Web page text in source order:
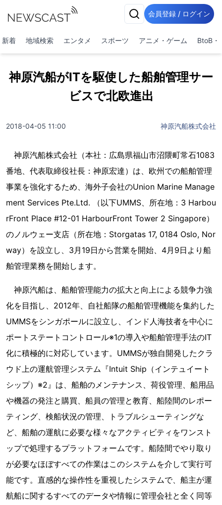
会員登録 / ログイン
新着 地域検索 エンタメ スポーツ アニメ・ゲーム BtoB・
神原汽船がITを駆使した船舶管理サー
ビスで北欧進出
2018-04-05 11:00 神原汽船株式会社
神原汽船株式会社（本社：広島県福山市沼隈町常石1083
番地、代表取締役社長：神原宏達）は、欧州での船舶管理
事業を強化するため、海外子会社のUnion Marine Manage
ment Services Pte.Ltd. （以下UMMS、所在地：3 Harbou
rFront Place #12-01 HarbourFront Tower 2 Singapore）
のノルウェー支店（所在地：Storgatas 17, 0184 Oslo, Nor
way）を設立し、3月19日から営業を開始、4月9日より船
舶管理業務を開始します。
神原汽船は、船舶管理能力の拡大と向上による競争力強
化を目指し、2012年、自社船隊の船舶管理機能を集約した
UMMSをシンガポールに設立し、インド人海技者を中心に
ポートステートコントロール※1の導入や船舶管理手法のIT
化に積極的に対応しています。UMMSが独自開発したクラ
ウド上の運航管理システム『Intuit Ship（インテュイート
シップ）※2』は、船舶のメンテナンス、荷役管理、船用品
や機器の発注と購買、船員の管理と教育、船陸間のレポー
ティング、検船状況の管理、トラブルシューティングな
ど、船舶の運航に必要な様々なアクティビティをワンスト
ップで処理するプラットフォームです。船陸間でやり取り
が必要なほぼすべての作業はこのシステムを介して実行可
能です。直感的な操作性を重視したシステムで、船主が運
航船に関するすべてのデータや情報に管理会社と全く同等